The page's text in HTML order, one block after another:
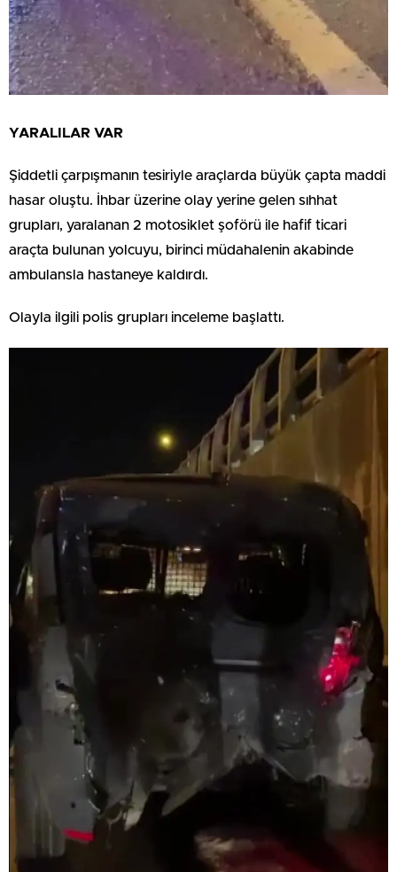
YARALILAR VAR
Şiddetli çarpışmanın tesiriyle araçlarda büyük çapta maddi
hasar oluştu. İhbar üzerine olay yerine gelen sıhhat
grupları, yaralanan 2 motosiklet şoförü ile hafif ticari
araçta bulunan yolcuyu, birinci müdahalenin akabinde
ambulansla hastaneye kaldırdı.
Olayla ilgili polis grupları inceleme başlattı.